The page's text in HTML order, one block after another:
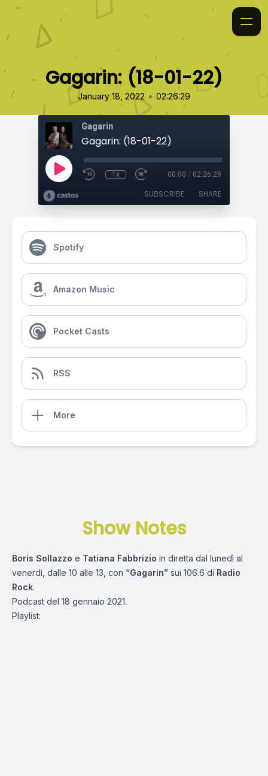
Gagarin: (18-01-22)
January 18, 2022 • 02:26:29
Gagarin
Gagarin: (18-01-22)
1x 00:00 / 02:26:29
SUBSCRIBE SHARE
Spotify
Amazon Music
Pocket Casts
RSS
More
Show Notes
Boris Sollazzo e Tatiana Fabbrizio in diretta dal lunedì al
venerdì, dalle 10 alle 13, con “Gagarin” sui 106.6 di Radio
Rock.
Podcast del 18 gennaio 2021.
Playlist: